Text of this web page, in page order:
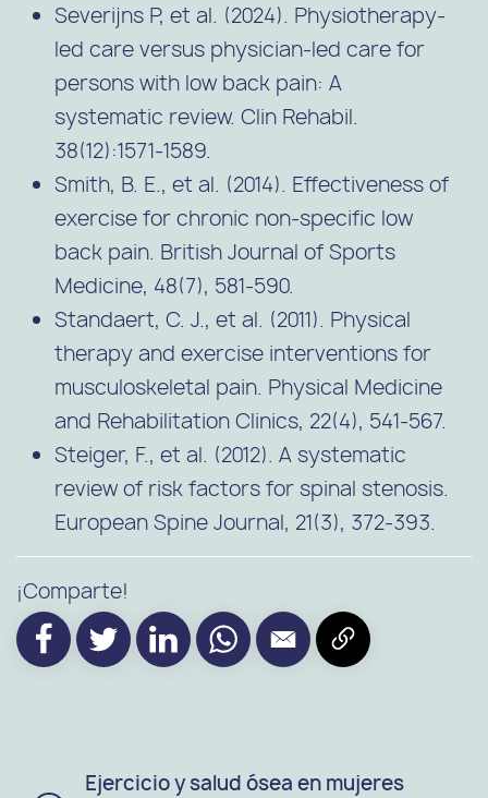
Severijns P, et al. (2024). Physiotherapy-
led care versus physician-led care for
persons with low back pain: A
systematic review. Clin Rehabil.
38(12):1571-1589.
Smith, B. E., et al. (2014). Effectiveness of
exercise for chronic non-specific low
back pain. British Journal of Sports
Medicine, 48(7), 581-590.
Standaert, C. J., et al. (2011). Physical
therapy and exercise interventions for
musculoskeletal pain. Physical Medicine
and Rehabilitation Clinics, 22(4), 541-567.
Steiger, F., et al. (2012). A systematic
review of risk factors for spinal stenosis.
European Spine Journal, 21(3), 372-393.
¡Comparte!
Ejercicio y salud ósea en mujeres